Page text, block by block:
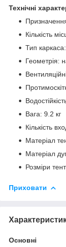
Технічні
Кількість
Тип
Геометрія:
Вага: 9.2 кг
Кількість
Матеріал
Матеріал
Розміри
Приховати
Основні